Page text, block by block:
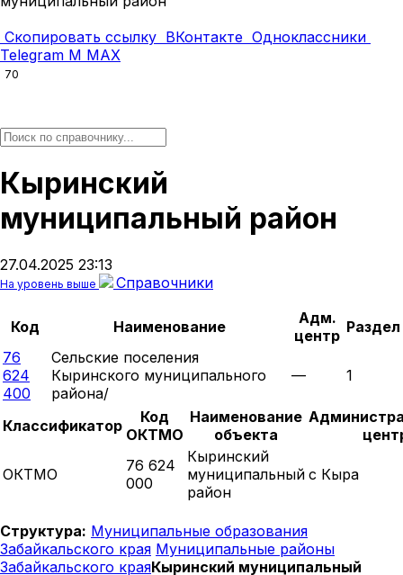
Скопировать ссылку ВКонтакте Одноклассники
Telegram M MAX
70
Кыринский
муниципальный район
27.04.2025 23:13
На уровень выше Справочники
Код Наименование
Адм.
центр Раздел
76
624
400
Сельские поселения
Кыринского муниципального
района/
— 1
Классификатор
Код
ОКТМО
Наименование
объекта
ОКТМО
76 624
000
Кыринский
муниципальный
район
с Кыра
Структура: Муниципальные образования
Забайкальского края Муниципальные районы
Забайкальского краяКыринский муниципальный